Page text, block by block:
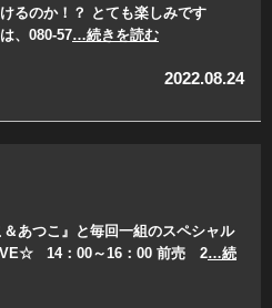
るのか！？ とても楽しみです
、080-57…続きを読む
2022.08.24
あつこ』と毎回一組のスペシャル
14：00～16：00 前売 2…続